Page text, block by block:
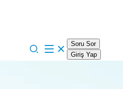
Soru Sor
Giriş Yap